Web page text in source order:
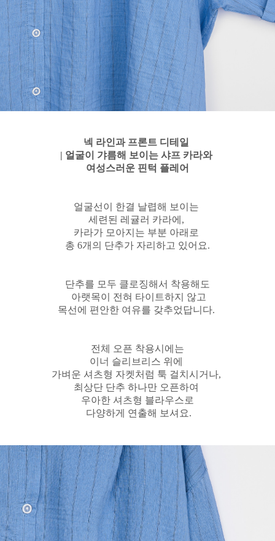
넥 라인과 프론트 디테일
| 얼굴이 갸름해 보이는 샤프 카라와
여성스러운 핀턱 플레어
얼굴선이 한결 날렵해 보이는
세련된 레귤러 카라에,
카라가 모아지는 부분 아래로
총 6개의 단추가 자리하고 있어요.
단추를 모두 클로징해서 착용해도
아랫목이 전혀 타이트하지 않고
목선에 편안한 여유를 갖추었답니다.
전체 오픈 착용시에는
이너 슬리브리스 위에
가벼운 셔츠형 자켓처럼 툭 걸치시거나,
최상단 단추 하나만 오픈하여
우아한 셔츠형 블라우스로
다양하게 연출해 보셔요.